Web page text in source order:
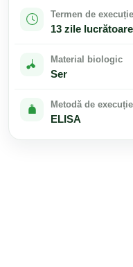
Termen de execuție
13 zile lucrătoare
Material biologic
Ser
Metodă de execuție
ELISA